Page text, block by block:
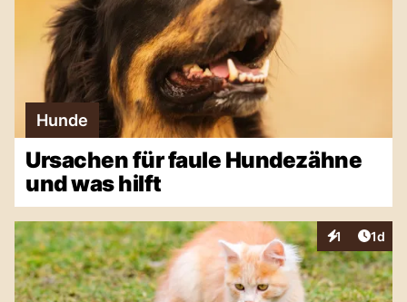
Hunde
Ursachen für faule Hundezähne
und was hilft
1
Interaktionen
1d